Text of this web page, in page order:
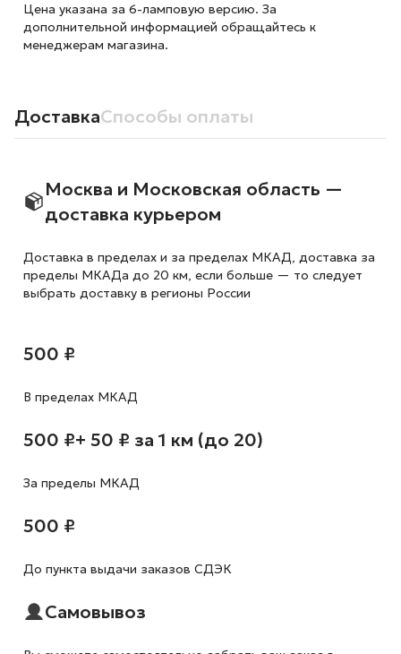
Цена указана за 6-ламповую версию. За
дополнительной информацией обращайтесь к
менеджерам магазина.
ДоставкаСпособы оплаты
Москва и Московская область —
доставка курьером
Доставка в пределах и за пределах МКАД, доставка за
пределы МКАДа до 20 км, если больше — то следует
выбрать доставку в регионы России
500 ₽
В пределах МКАД
500 ₽+ 50 ₽ за 1 км (до 20)
За пределы МКАД
500 ₽
До пункта выдачи заказов СДЭК
Самовывоз